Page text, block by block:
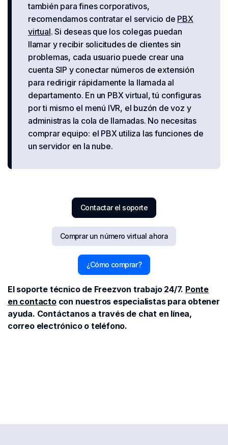
también para fines corporativos,
recomendamos contratar el servicio de PBX
virtual. Si deseas que los colegas puedan
llamar y recibir solicitudes de clientes sin
problemas, cada usuario puede crear una
cuenta SIP y conectar números de extensión
para redirigir rápidamente la llamada al
departamento. En un PBX virtual, tú configuras
por ti mismo el menú IVR, el buzón de voz y
administras la cola de llamadas. No necesitas
comprar equipo: el PBX utiliza las funciones de
un servidor en la nube.
Contactar el soporte
Comprar un número virtual ahora
¿Cómo comprar?
El soporte técnico de Freezvon trabajo 24/7. Ponte
en contactocon nuestros especialistas para obtener
ayuda. Contáctanos a través de chat en línea,
correo electrónico o teléfono.